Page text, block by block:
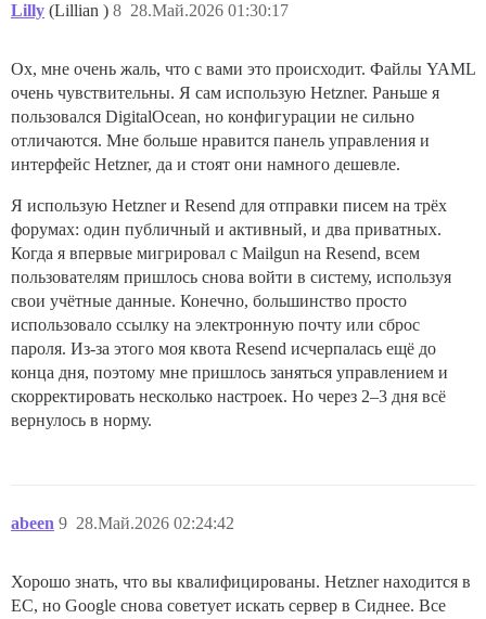
Lilly (Lillian ) 28.Май.2026 01:30:17
8
Ох, мне очень жаль, что с вами это происходит. Файлы YAML
очень чувствительны. Я сам использую Hetzner. Раньше я
пользовался DigitalOcean, но конфигурации не сильно
отличаются. Мне больше нравится панель управления и
интерфейс Hetzner, да и стоят они намного дешевле.
Я использую Hetzner и Resend для отправки писем на трёх
форумах: один публичный и активный, и два приватных.
Когда я впервые мигрировал с Mailgun на Resend, всем
пользователям пришлось снова войти в систему, используя
свои учётные данные. Конечно, большинство просто
использовало ссылку на электронную почту или сброс
пароля. Из-за этого моя квота Resend исчерпалась ещё до
конца дня, поэтому мне пришлось заняться управлением и
скорректировать несколько настроек. Но через 2–3 дня всё
вернулось в норму.
abeen 28.Май.2026 02:24:42
9
Хорошо знать, что вы квалифицированы. Hetzner находится в
ЕС, но Google снова советует искать сервер в Сиднее. Все